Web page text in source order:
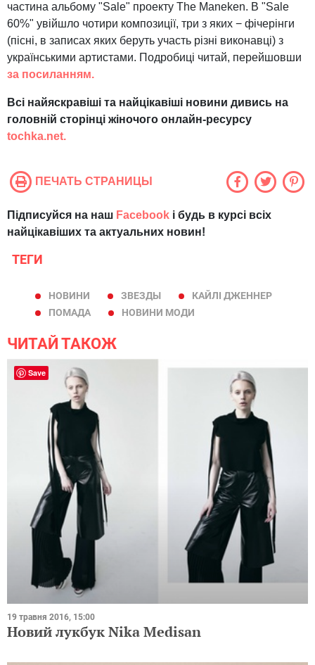
частина альбому "Sale" проекту The Maneken. В "Sale
60%" увійшло чотири композиції, три з яких − фічерінги
(пісні, в записах яких беруть участь різні виконавці) з
українськими артистами. Подробиці читай, перейшовши
за посиланням.
Всі найяскравіші та найцікавіші новини дивись на
головній сторінці жіночого онлайн-ресурсу
tochka.net.
ПЕЧАТЬ СТРАНИЦЫ
Підписуйся на наш Facebook і будь в курсі всіх
найцікавіших та актуальних новин!
ТЕГИ
НОВИНИ ЗВЕЗДЫ
КАЙЛІ ДЖЕННЕР
ПОМАДА
НОВИНИ МОДИ
ЧИТАЙ ТАКОЖ
19 травня 2016, 15:00
Новий лукбук Nika Medisan
Save